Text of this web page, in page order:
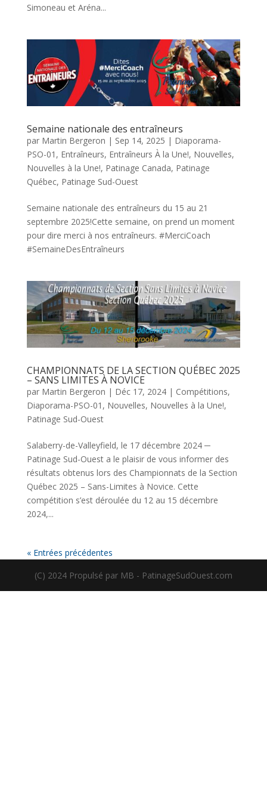
Simoneau et Aréna...
Semaine nationale des entraîneurs
par Martin Bergeron | Sep 14, 2025 | Diaporama-
PSO-01 , Entraîneurs, Entraîneurs À la Une!, Nouvelles,
Nouvelles à la Une!, Patinage Canada, Patinage
Québec, Patinage Sud-Ouest
Semaine nationale des entraîneurs du 15 au 21
septembre 2025!Cette semaine, on prend un moment
pour dire merci à nos entraîneurs. #MerciCoach
#SemaineDesEntraîneurs
CHAMPIONNATS DE LA SECTION QUÉBEC 2025
– SANS LIMITES À NOVICE
par Martin Bergeron | Déc 17, 2024| Compétitions,
Diaporama-PSO-01 , Nouvelles, Nouvelles à la Une!,
Patinage Sud-Ouest
Salaberry-de-Valleyfield, le 17 décembre 2024 ─
Patinage Sud-Ouest a le plaisir de vous informer des
résultats obtenus lors des Championnats de la Section
Québec 2025 – Sans-Limites à Novice. Cette
compétition s’est déroulée du 12 au 15 décembre
2024,...
« Entrées précédentes
(C) 2024 Propulsé par MB - PatinageSudOuest.com